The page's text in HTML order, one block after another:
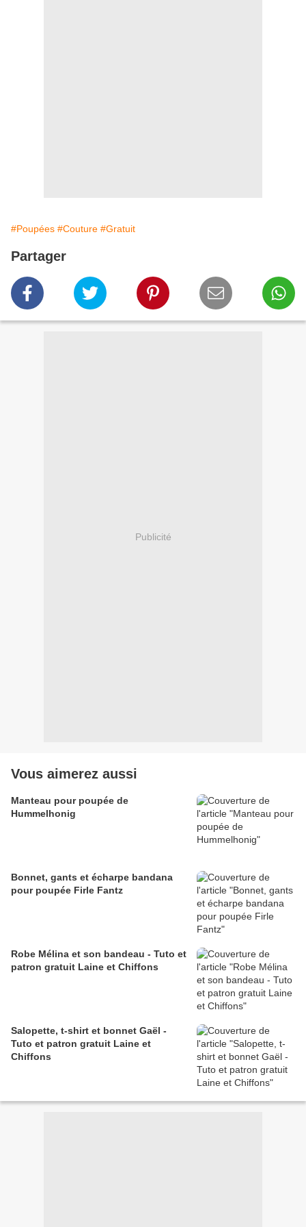
#Poupées #Couture #Gratuit
Partager
Publicité
Vous aimerez aussi
Manteau pour poupée de
Hummelhonig
Bonnet, gants et écharpe bandana
pour poupée Firle Fantz
Robe Mélina et son bandeau - Tuto et
patron gratuit Laine et Chiffons
Salopette, t-shirt et bonnet Gaël -
Tuto et patron gratuit Laine et
Chiffons